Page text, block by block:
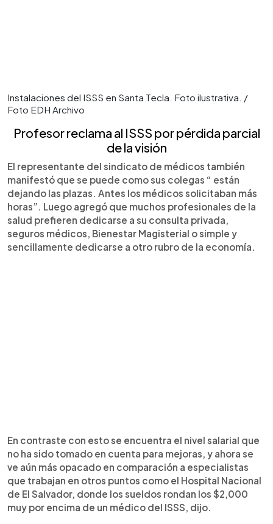
Instalaciones del ISSS en Santa Tecla. Foto ilustrativa. /
Foto EDH Archivo
Profesor reclama al ISSS por pérdida parcial
de la visión
El representante del sindicato de médicos también
manifestó que se puede como sus colegas “ están
dejando las plazas. Antes los médicos solicitaban más
horas”. Luego agregó que muchos profesionales de la
salud prefieren dedicarse a su consulta privada,
seguros médicos, Bienestar Magisterial o simple y
sencillamente dedicarse a otro rubro de la economía.
En contraste con esto se encuentra el nivel salarial que
no ha sido tomado en cuenta para mejoras, y ahora se
ve aún más opacado en comparación a especialistas
que trabajan en otros puntos como el Hospital Nacional
de El Salvador, donde los sueldos rondan los $2,000
muy por encima de un médico del ISSS, dijo.